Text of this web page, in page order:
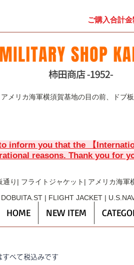
ご購入合計
メリカ海軍横須賀基地の目の前、ドブ
inform you that the 【
reasons. Thank you for
通り| フライト ジャケット| アメリカ海軍
| FLIGHT JACKET |
HOME NEW ITEM
べて税込みです